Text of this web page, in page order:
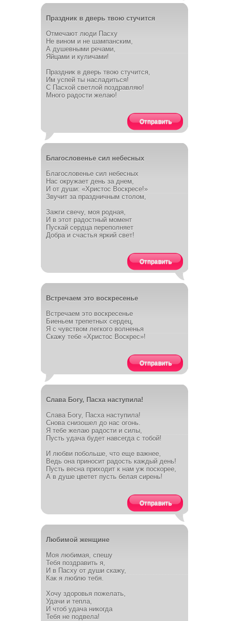
Праздник в дверь твою стучится
Отмечают люди Пасху
Не вином и не шампанским,
А душевными речами,
Яйцами и куличами!
Праздник в дверь твою стучится,
Им успей ты насладиться!
С Пасхой светлой поздравляю!
Много радости желаю!
Отправить
Благословенье сил небесных
Благословенье сил небесных
Нас окружает день за днем,
И от души: «Христос Воскресе!»
Звучит за праздничным столом,
Зажги свечу, моя родная,
И в этот радостный момент
Пускай сердца переполняет
Добра и счастья яркий свет!
Отправить
Встречаем это воскресенье
Встречаем это воскресенье
Биеньем трепетных сердец,
Я с чувством легкого волненья
Скажу тебе «Христос Воскрес»!
Отправить
Слава Богу, Пасха наступила!
Слава Богу, Пасха наступила!
Снова снизошел до нас огонь.
Я тебе желаю радости и силы,
Пусть удача будет навсегда с тобой!
И любви побольше, что еще важнее,
Ведь она приносит радость каждый день!
Пусть весна приходит к нам уж поскорее,
А в душе цветет пусть белая сирень!
Отправить
Любимой женщине
Моя любимая, спешу
Тебя поздравить я,
И в Пасху от души скажу,
Как я люблю тебя.
Хочу здоровья пожелать,
Удачи и тепла,
И чтоб удача никогда
Тебя не подвела!